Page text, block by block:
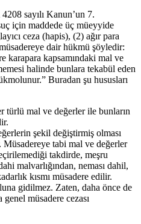
sayılı Kanun’un 7.
için maddede üç müeyyide
ceza (hapis), (2) ağır para
dair hükmü şöyledir:
karapara kapsamındaki mal ve
halinde bunlara tekabül eden
Buradan şu hususları
türlü mal ve değerler ile bunların
şekil değiştirmiş olması
tabi mal ve değerler
takdirde, meşru
malvarlığından, neması dahil,
kısmı müsadere edilir.
gidilmez. Zaten, daha önce de
müsadere cezası